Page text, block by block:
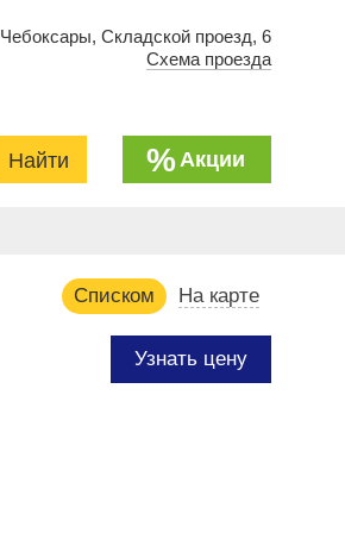
Чебоксары, Складской проезд, 6
Схема проезда
%Акции
На карте
Списком
Узнать цену